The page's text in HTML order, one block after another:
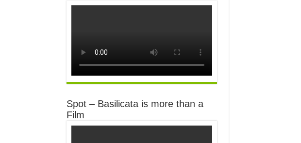
Spot – Basilicata is more than a
Film